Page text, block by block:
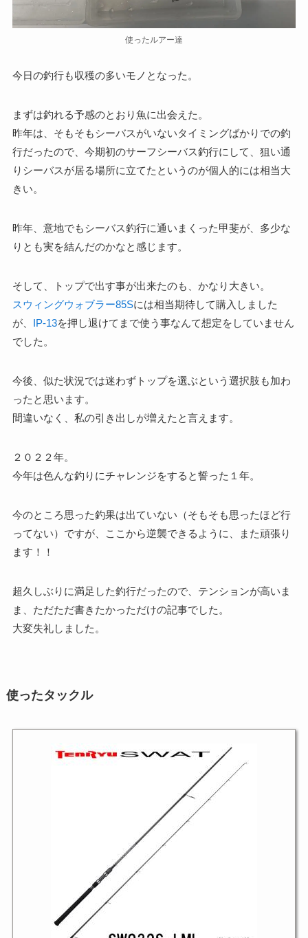
使ったルアー達
今日の釣行も収穫の多いモノとなった。
まずは釣れる予感のとおり魚に出会えた。
昨年は、そもそもシーバスがいないタイミングばかりでの釣
行だったので、今期初のサーフシーバス釣行にして、狙い通
りシーバスが居る場所に立てたというのが個人的には相当大
きい。
昨年、意地でもシーバス釣行に通いまくった甲斐が、多少な
りとも実を結んだのかなと感じます。
そして、トップで出す事が出来たのも、かなり大きい。
スウィングウォブラー85Sには相当期待して購入しました
が、 IP-13を押し退けてまで使う事なんて想定をしていません
でした。
今後、似た状況では迷わずトップを選ぶという選択肢も加わ
ったと思います。
間違いなく、私の引き出しが増えたと言えます。
２０２２年。
今年は色んな釣りにチャレンジをすると誓った１年。
今のところ思った釣果は出ていない（そもそも思ったほど行
ってない）ですが、ここから逆襲できるように、また頑張り
ます！！
超久しぶりに満足した釣行だったので、テンションが高いま
ま、ただただ書きたかっただけの記事でした。
大変失礼しました。
使ったタックル